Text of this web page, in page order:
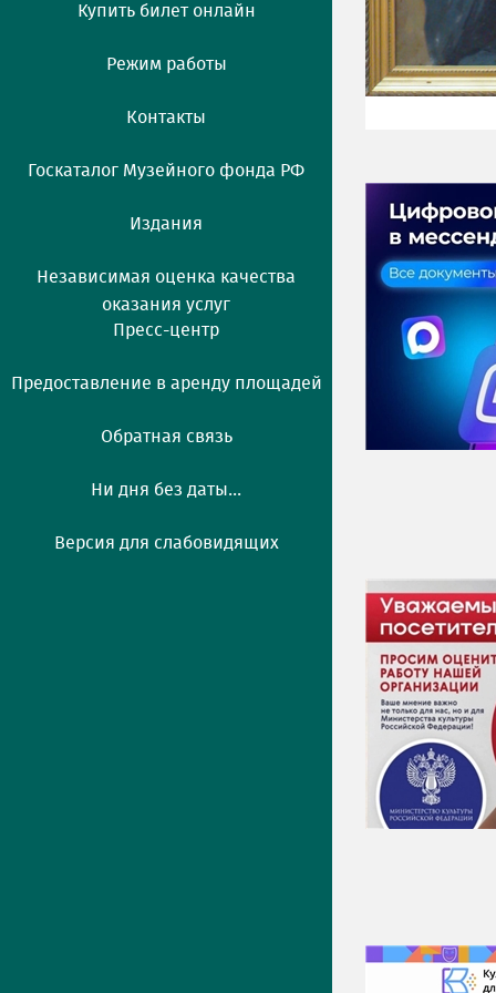
Купить билет онлайн
Режим работы
Контакты
Госкаталог Музейного фонда РФ
Издания
Независимая оценка качества
оказания услуг
Пресс-центр
Предоставление в аренду площадей
Обратная связь
Ни дня без даты...
Версия для слабовидящих